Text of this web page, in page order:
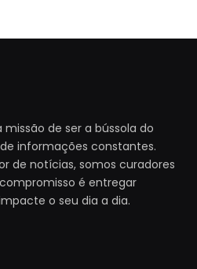
de ser a bússola do
informações constantes.
de notícias, somos curadores
é entregar
o seu dia a dia.